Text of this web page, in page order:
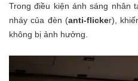
Trong điều kiện ánh sáng nhân
nháy của đèn (anti-flicker),
không bị ảnh hưởng.